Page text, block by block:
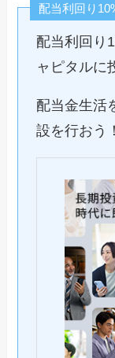
配当利回り
配当利回り
ャピタルに
配当金生活
設を行おう！